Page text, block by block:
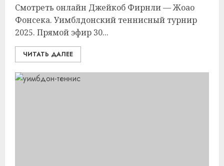
Смотреть онлайн Джейкоб Фирнли — Жоао
Фонсека. Уимблдонский теннисный турнир
2025. Прямой эфир 30...
ЧИТАТЬ ДАЛЕЕ